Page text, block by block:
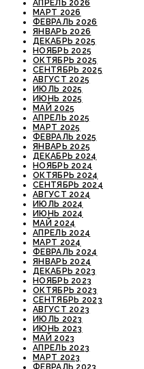
АПРЕЛЬ 2026
МАРТ 2026
ФЕВРАЛЬ 2026
ЯНВАРЬ 2026
ДЕКАБРЬ 2025
НОЯБРЬ 2025
ОКТЯБРЬ 2025
СЕНТЯБРЬ 2025
АВГУСТ 2025
ИЮЛЬ 2025
ИЮНЬ 2025
МАЙ 2025
АПРЕЛЬ 2025
МАРТ 2025
ФЕВРАЛЬ 2025
ЯНВАРЬ 2025
ДЕКАБРЬ 2024
НОЯБРЬ 2024
ОКТЯБРЬ 2024
СЕНТЯБРЬ 2024
АВГУСТ 2024
ИЮЛЬ 2024
ИЮНЬ 2024
МАЙ 2024
АПРЕЛЬ 2024
МАРТ 2024
ФЕВРАЛЬ 2024
ЯНВАРЬ 2024
ДЕКАБРЬ 2023
НОЯБРЬ 2023
ОКТЯБРЬ 2023
СЕНТЯБРЬ 2023
АВГУСТ 2023
ИЮЛЬ 2023
ИЮНЬ 2023
МАЙ 2023
АПРЕЛЬ 2023
МАРТ 2023
ФЕВРАЛЬ 2023